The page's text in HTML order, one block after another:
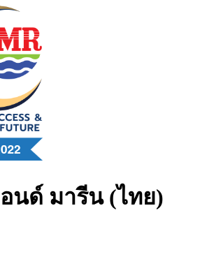
นด์ มารีน (ไทย)